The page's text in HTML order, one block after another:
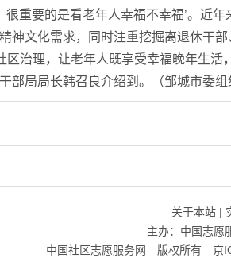
重要的是看老年人幸福不幸福’。近年
神文化需求，同时注重挖掘离退休干
区治理，让老年人既享受幸福晚年生
部局局长韩召良介绍到。（邹城市委组
关于本站 |
主办：中国志
中国社区志愿服务网 版权所有 京